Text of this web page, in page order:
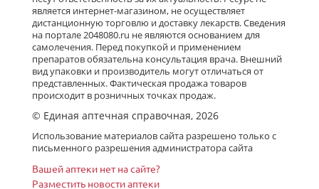
является интернет-магазином, не осуществляет
дистанционную торговлю и доставку лекарств. Сведения
на портале 2048080.ru не являются основанием для
самолечения. Перед покупкой и применением
препаратов обязательна консультация врача. Внешний
вид упаковки и производитель могут отличаться от
представленных. Фактическая продажа товаров
происходит в розничных точках продаж.
© Единая аптечная справочная, 2026
Использование материалов сайта разрешено только с
письменного разрешения администратора сайта
Вашей аптеки нет на сайте?
Разместить новости аптеки